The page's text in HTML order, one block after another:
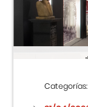
Centro
Museo
Categorías: